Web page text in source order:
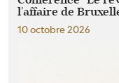
l'affaire de
10 octobre 2026